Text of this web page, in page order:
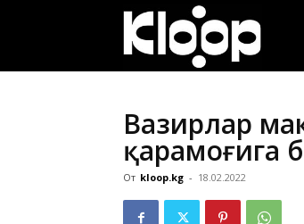
Вазирлар
қарамоғига
От kloop.kg - 18.02.2022